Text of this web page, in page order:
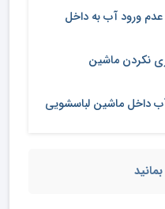
ورود آب به داخل
نکردن ماشین
داخل ماشین لباسشویی